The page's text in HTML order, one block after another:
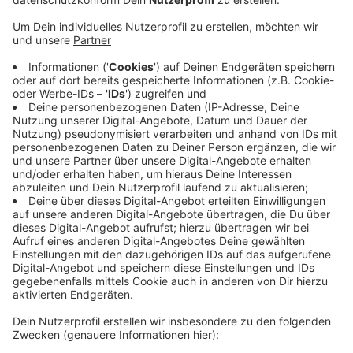
Streckenverbot auf der L128 verstoßen.
Außerdem sind viele Raser erwischt worden: In
Simmerath auf der L166 und der Witzerather
Straße sowie in Monschau-Hargard sind über 170
Auto- und rund 50 Motorradfahrer zu schnell
unterwegs gewesen. Acht von ihnen müssen mit
einem Fahrverbot rechnen.
Spitzenreiter war ein Motorradfahrer, der mit 122
km/h bei erlaubten 50 km/h gemessen worden ist.
Den schnellsten Autofahrer hat man mit Tempo
107 geblitzt.
Veröffentlicht: Montag, 26.04.2021 15:54
Anzeige